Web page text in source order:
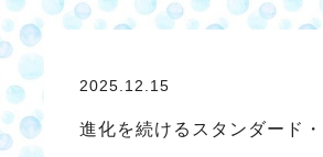
2025.12.15
進化を続けるスタンダード